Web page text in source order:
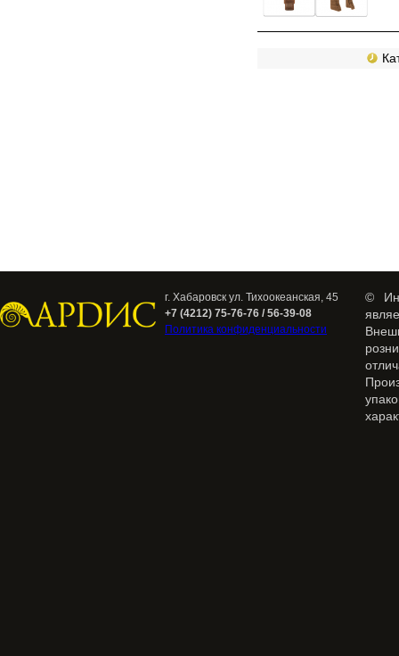
г. Хабаровск ул. Тихоокеанская, 45
+7 (4212) 75-76-76 / 56-39-08
Политика конфиденциальности
©